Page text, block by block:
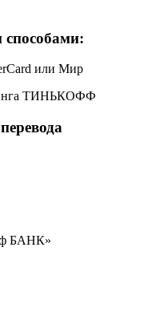
или Мир
ТИНЬКОФФ
БАНК»